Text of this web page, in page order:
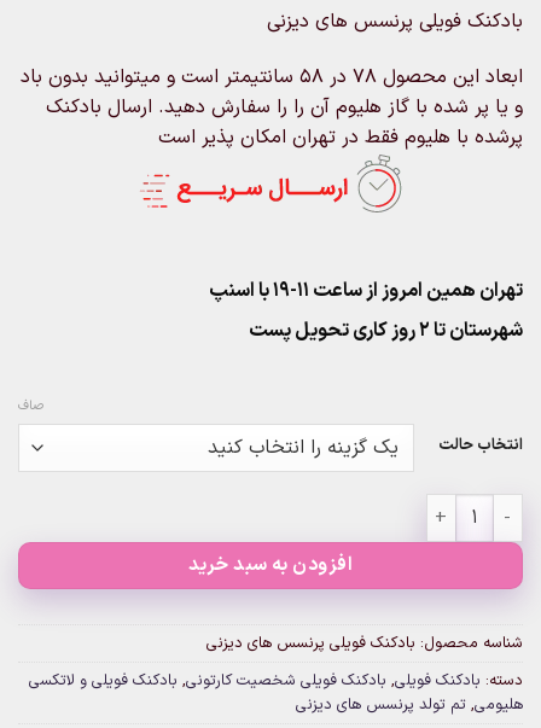
through
۶۶۰,۰۰۰تومان
بادکنک فویلی پرنسس های دیزنی
ابعاد این محصول 78 در 58 سانتیمتر است و میتوانید بدون باد
و یا پر شده با گاز هلیوم آن را را سفارش دهید. ارسال بادکنک
پرشده با هلیوم فقط در تهران امکان پذیر است
تهران همین امروز از ساعت ۱۱-۱۹ با اسنپ
شهرستان تا 2 روز کاری تحویل پست
انتخاب حالت
صاف
بادکنک فویلی پرنسس های دیزنی عدد
افزودن به سبد خرید
شناسه محصول: بادکنک فویلی پرنسس های دیزنی
دسته: بادکنک فویلی, بادکنک فویلی شخصیت کارتونی, بادکنک فویلی و لاتکسی
هلیومی, تم تولد پرنسس های دیزنی